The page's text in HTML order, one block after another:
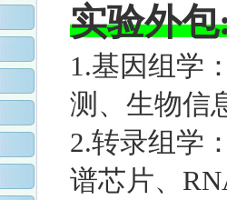
实验外
1.基因组学
测、生物信
2.转录组学
谱芯片、